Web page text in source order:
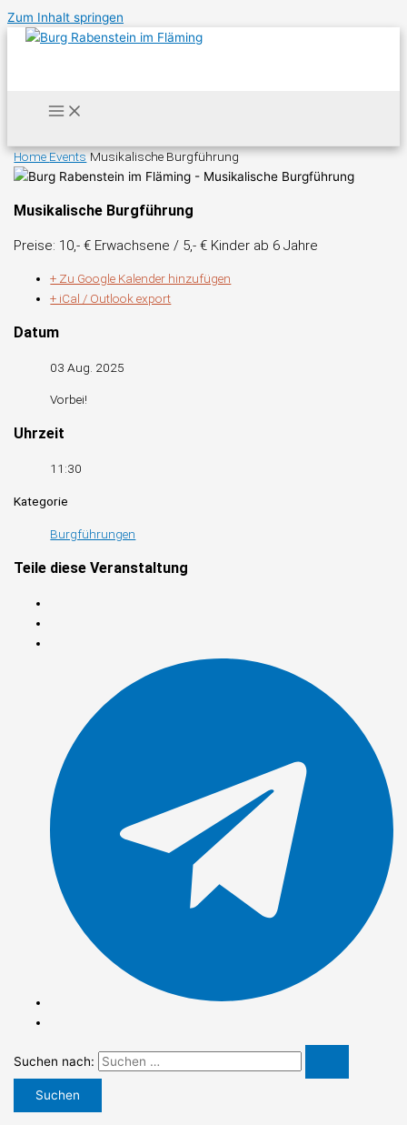
Zum Inhalt springen
HomeEvents Musikalische Burgführung
Musikalische Burgführung
Preise: 10,- € Erwachsene / 5,- € Kinder ab 6 Jahre
+ Zu Google Kalender hinzufügen
+ iCal / Outlook export
Datum
03 Aug. 2025
Vorbei!
Uhrzeit
11:30
Kategorie
Burgführungen
Teile diese Veranstaltung
Suchen nach: